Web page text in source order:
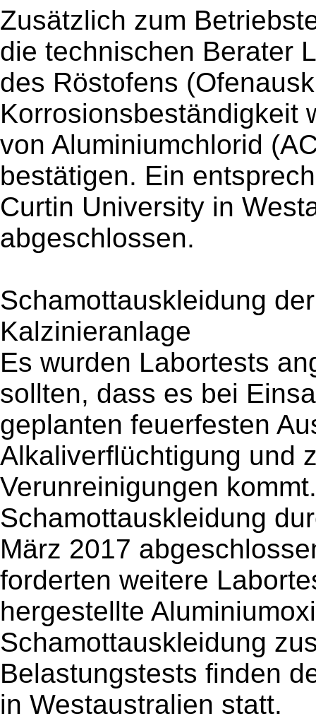
Zusätzlich zum
die technischen Berater
des Röstofens
Korrosionsbeständigkeit
von Aluminiumchlorid
bestätigen. Ein
Curtin University in
abgeschlossen.
Schamottauskleidung
Kalzinieranlage
Es wurden Labortests
sollten, dass es bei
geplanten feuerfesten
Alkaliverflüchtigung und
Verunreinigungen
Schamottauskleidung
März 2017
forderten weitere
hergestellte
Schamottauskleidung
Belastungstests finden
in Westaustralien statt.